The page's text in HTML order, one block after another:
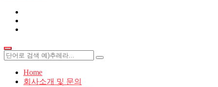
Home
회사소개 및 문의